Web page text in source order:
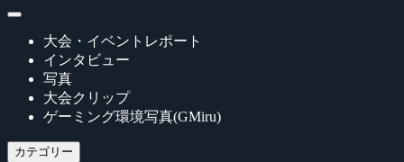
大会・イベントレポート
インタビュー
写真
大会クリップ
ゲーミング環境写真(GMiru)
カテゴリー